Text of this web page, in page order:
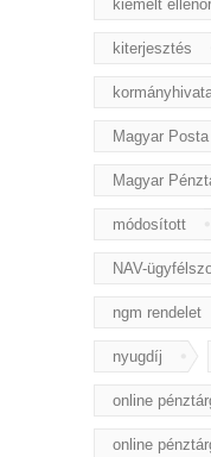
kiemelt
kiterjesztés
Magyar Posta
Magyar
módosított
NAV-
ngm rendelet
nyugdíj
online
online